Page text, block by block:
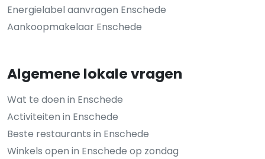
Energielabel aanvragen Enschede
Aankoopmakelaar Enschede
Algemene lokale vragen
Wat te doen in Enschede
Activiteiten in Enschede
Beste restaurants in Enschede
Winkels open in Enschede op zondag